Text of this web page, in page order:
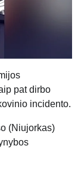
pat dirbo
incidento.
(Niujorkas)